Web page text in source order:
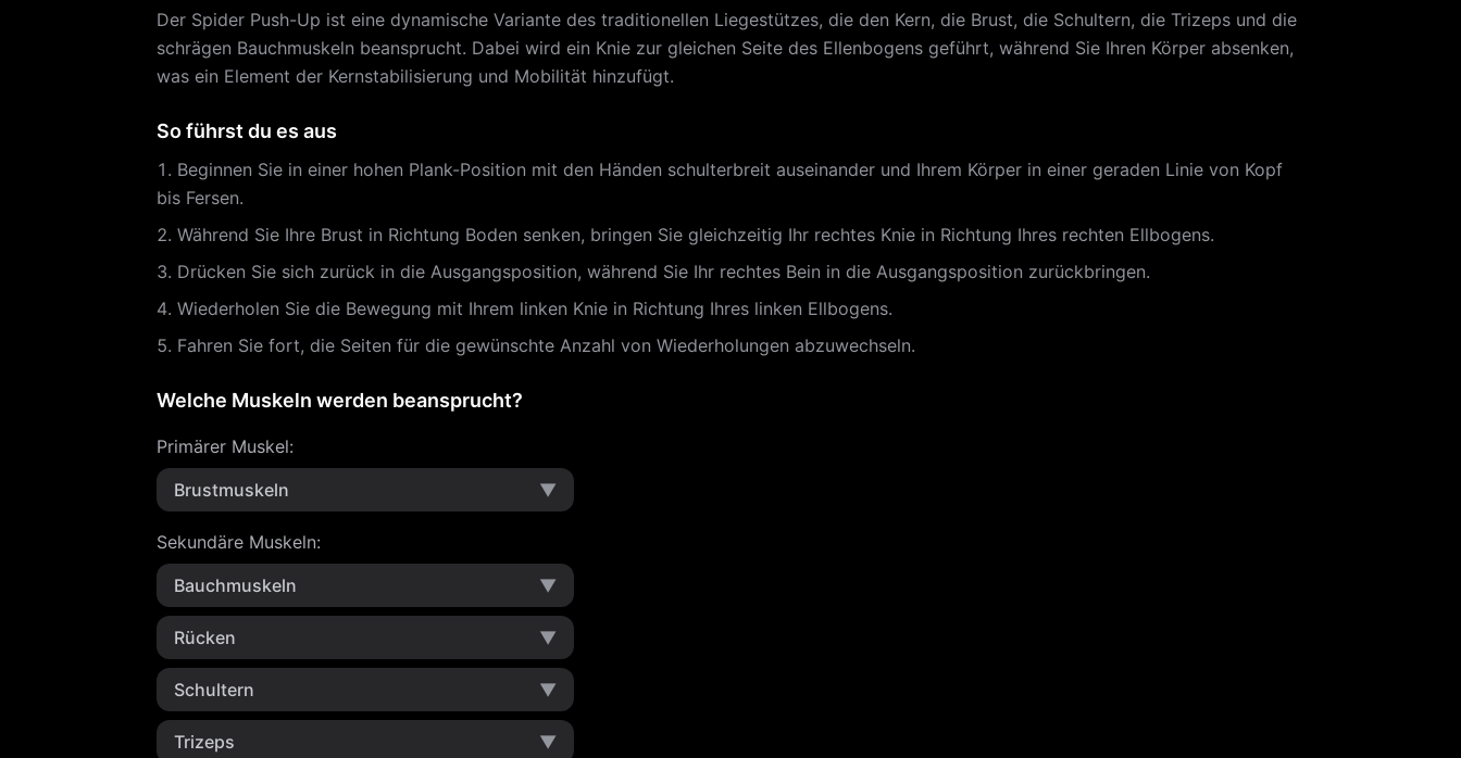
Der Spider Push-Up ist eine dynamische Variante des traditionellen Liegestützes, die den Kern, die Brust, die Schultern, die Trizeps und die
schrägen Bauchmuskeln beansprucht. Dabei wird ein Knie zur gleichen Seite des Ellenbogens geführt, während Sie Ihren Körper absenken,
was ein Element der Kernstabilisierung und Mobilität hinzufügt.
So führst du es aus
Beginnen Sie in einer hohen Plank-Position mit den Händen schulterbreit auseinander und Ihrem Körper in einer geraden Linie von Kopf
bis Fersen.
Während Sie Ihre Brust in Richtung Boden senken, bringen Sie gleichzeitig Ihr rechtes Knie in Richtung Ihres rechten Ellbogens.
Drücken Sie sich zurück in die Ausgangsposition, während Sie Ihr rechtes Bein in die Ausgangsposition zurückbringen.
Wiederholen Sie die Bewegung mit Ihrem linken Knie in Richtung Ihres linken Ellbogens.
Fahren Sie fort, die Seiten für die gewünschte Anzahl von Wiederholungen abzuwechseln.
Welche Muskeln werden beansprucht?
Primärer Muskel:
Brustmuskeln
▼
Sekundäre Muskeln:
Bauchmuskeln
▼
Rücken ▼
Schultern ▼
Trizeps ▼